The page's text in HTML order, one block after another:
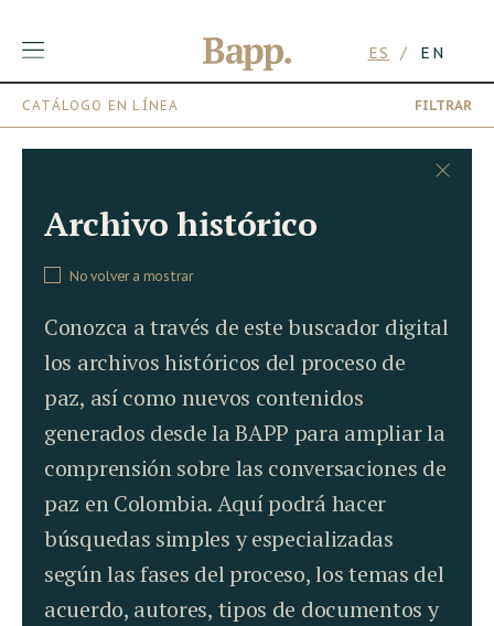
content
ES EN
Archivo histórico
No volver a mostrar
Conozca a través de este buscador digital
los archivos históricos del proceso de
paz, así como nuevos contenidos
generados desde la BAPP para ampliar la
comprensión sobre las conversaciones de
paz en Colombia. Aquí podrá hacer
búsquedas simples y especializadas
según las fases del proceso, los temas del
acuerdo, autores, tipos de documentos y
CATÁLOGO EN LÍNEA FILTRAR